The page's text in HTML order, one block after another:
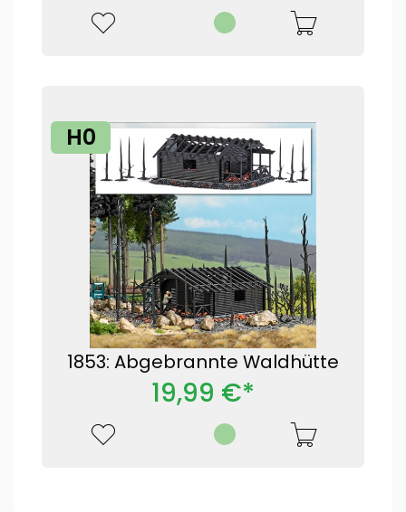
H0
1853: Abgebrannte Waldhütte
19,99 €*